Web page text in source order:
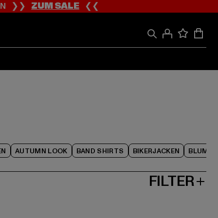
❯❯ZUM SALE❮❮
AUTUMN LOOK BAND SHIRTS BIKERJACKEN
FILTER